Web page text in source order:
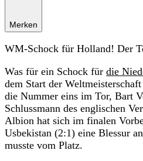
Merken
WM-Schock für Holland! Der
Was für ein Schock für die
dem Start der
die Nummer eins im Tor, Bart
Schlussmann des englischen
Albion hat sich im finalen
Usbekistan (2:1) eine Blessur
musste vom Platz.